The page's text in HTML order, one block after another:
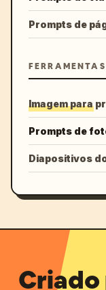
Prompts de
Imagem para
Prompts de
Diapositivos